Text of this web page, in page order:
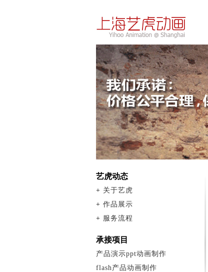
艺虎动态
+ 关于艺虎
+ 作品展示
+ 服务流程
承接项目
产品演示ppt动画制作
flash产品动画制作